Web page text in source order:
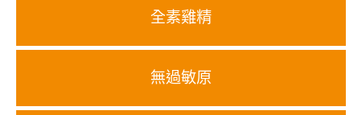
全素雞精
無過敏原